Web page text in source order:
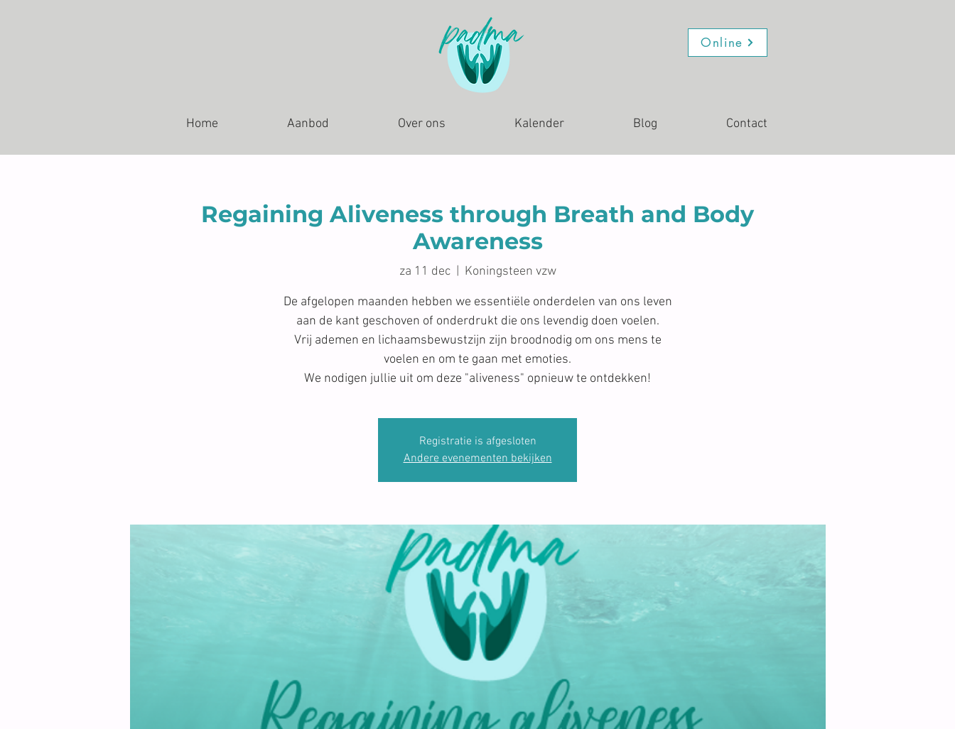
Online
Home Aanbod Over ons Kalender Blog Contact
Regaining Aliveness through Breath and Body
Awareness
za 11 dec
  |
Koningsteen vzw
De afgelopen maanden hebben we essentiële onderdelen van ons leven
aan de kant geschoven of onderdrukt die ons levendig doen voelen.
Vrij ademen en lichaamsbewustzijn zijn broodnodig om ons mens te
voelen en om te gaan met emoties.
We nodigen jullie uit om deze "aliveness" opnieuw te ontdekken!
Registratie is afgesloten
Andere evenementen bekijken